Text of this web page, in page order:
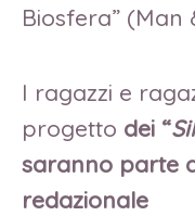
Biosfera” (Man
I ragazzi e
progetto dei “
saranno parte
redazionale